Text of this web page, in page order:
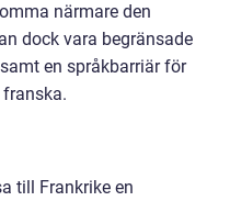
närmare den
dock vara begränsade
en språkbarriär för
till Frankrike en